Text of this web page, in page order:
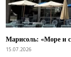
Марисоль: «Море и
15.07.2026